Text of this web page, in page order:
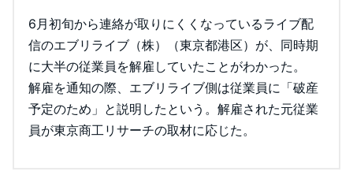
6月初旬から連絡が取りにくくなっているライブ配
信のエブリライブ（株）（東京都港区）が、同時期
に大半の従業員を解雇していたことがわかった。
解雇を通知の際、エブリライブ側は従業員に「破産
予定のため」と説明したという。解雇された元従業
員が東京商工リサーチの取材に応じた。